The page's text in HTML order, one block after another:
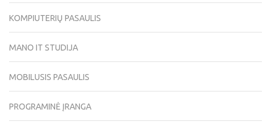
KOMPIUTERIŲ PASAULIS
MANO IT STUDIJA
MOBILUSIS PASAULIS
PROGRAMINĖ ĮRANGA